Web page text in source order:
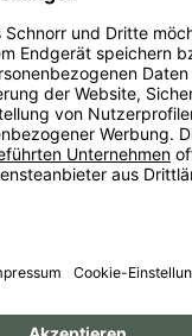
gesetzl.
anders angegeben.